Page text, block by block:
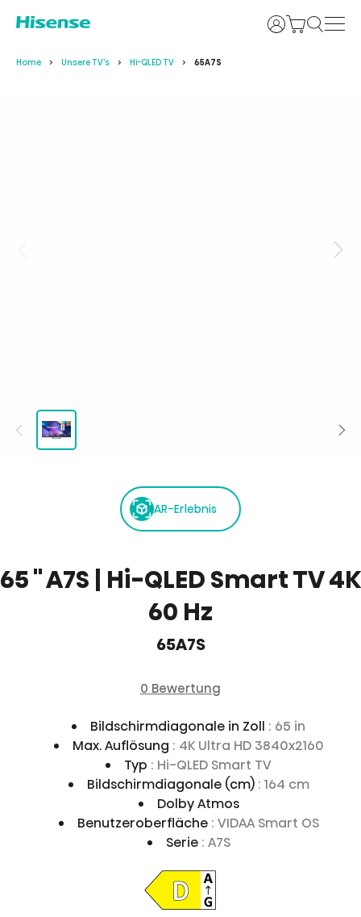
Login
Home Unsere TV's Hi-QLED TV 65A7S
AR-Erlebnis
65 '' A7S | Hi-QLED Smart TV 4K
60 Hz
65A7S
0 Bewertung
Bildschirmdiagonale in Zoll : 65 in
Max. Auflösung : 4K Ultra HD 3840x2160
Typ : Hi-QLED Smart TV
Bildschirmdiagonale (cm) : 164 cm
Dolby Atmos
Benutzeroberfläche : VIDAA Smart OS
Serie : A7S